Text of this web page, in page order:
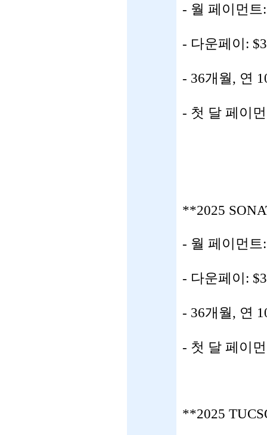
- 월 페이먼트
- 다운페이:
- 36개월, 연
- 첫 달 페이
**2025
- 월 페이먼트
- 다운페이:
- 36개월, 연
- 첫 달 페이
**2025